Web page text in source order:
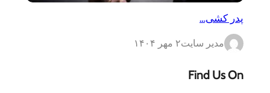
پدر کشی…
مدیر سایت۲ مهر ۱۴۰۴
Find Us On